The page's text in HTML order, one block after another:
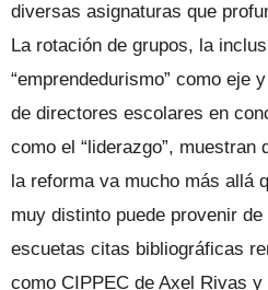
diversas asignaturas que
La rotación de grupos, la
“emprendedurismo” como eje
de directores escolares en
como el “liderazgo”,
la reforma va mucho más allá
muy distinto puede provenir
escuetas citas bibliográficas
como CIPPEC de Axel Rivas